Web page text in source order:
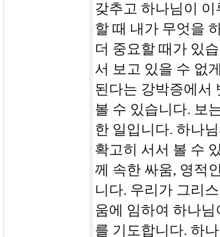
갖추고 하나님이
할 때 내가 무엇을
더 중요할 때가 있
서 보고 있을 수 없
된다는 강박증에서
볼 수 있습니다. 보
한 일입니다. 하나
확고히 서서 볼 수
께 속한 싸움, 영적
니다. 우리가 그리
움에 임하여 하나
를 기도합니다. 하